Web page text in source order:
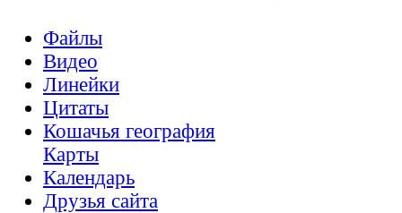
Файлы
Видео
Линейки
Цитаты
Кошачья география
Карты
Календарь
Друзья сайта